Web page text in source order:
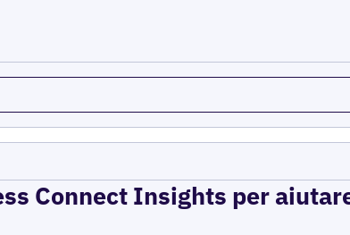
Connect Insights per